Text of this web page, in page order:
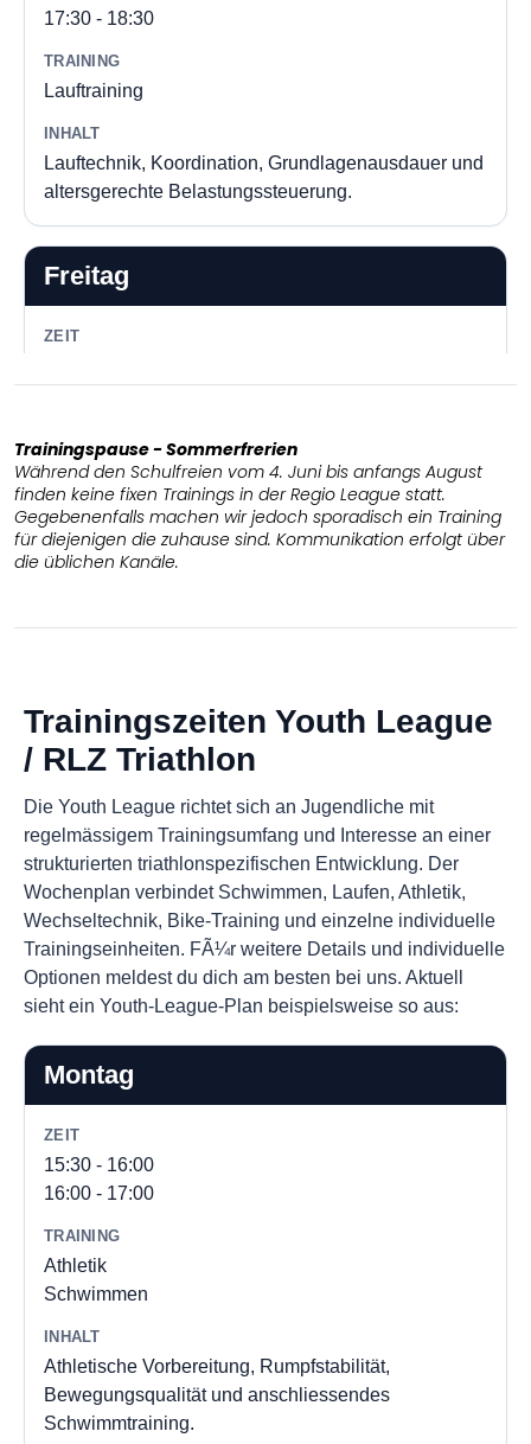
Trainingspause - Sommerfrerien
Während den Schulfreien vom 4. Juni bis anfangs August
finden keine fixen Trainings in der Regio League statt.
Gegebenenfalls machen wir jedoch sporadisch ein Training
für diejenigen die zuhause sind. Kommunikation erfolgt über
die üblichen Kanäle.